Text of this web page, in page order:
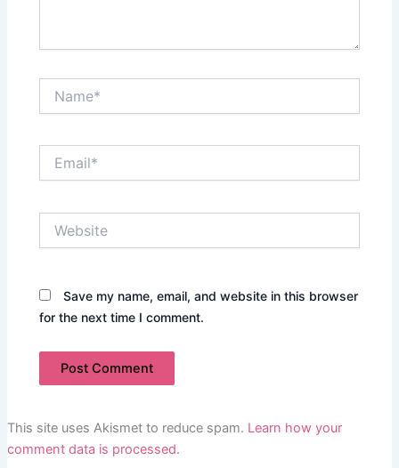
Save my name, email, and website in this browser
for the next time I comment.
This site uses Akismet to reduce spam. Learn how your
comment data is processed.